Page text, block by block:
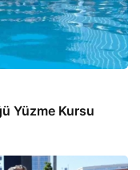
Yüzme Kursu